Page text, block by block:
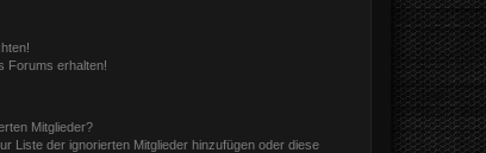
Forums erhalten!
Mitglieder?
Liste der ignorierten Mitglieder hinzufügen oder diese